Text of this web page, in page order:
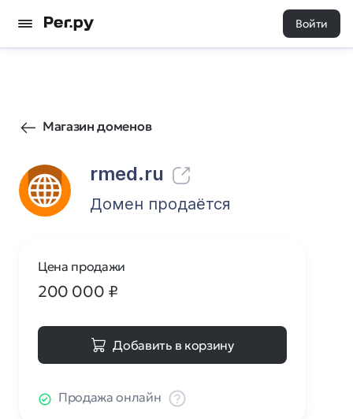
Войти
Магазин доменов
rmed.ru
1244 0
Домен продаётся
Цена продажи
200 000 ₽
Добавить в корзину
Продажа онлайн